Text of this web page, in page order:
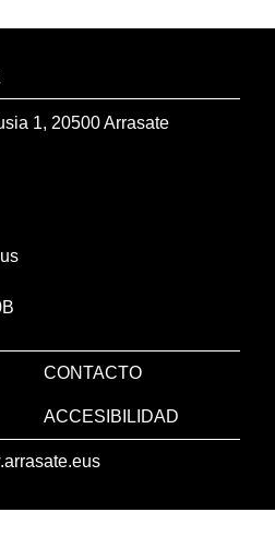
1, 20500 Arrasate
CONTACTO
ACCESIBILIDAD